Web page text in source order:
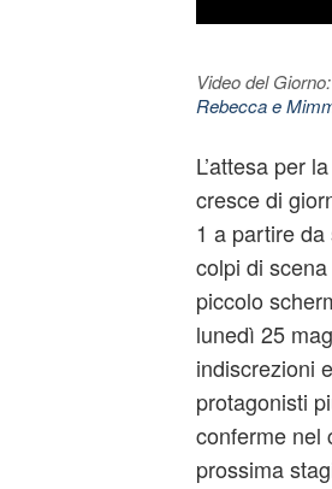
Video del Giorno:
Rebecca e
L’attesa per
cresce di
1 a partire
colpi di
piccolo
lunedì 25
indiscrezioni
protagonisti
conferme nel
prossima